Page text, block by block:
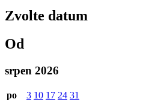
Zvolte datum
Od
srpen 2026
po 3 10 17 24 31